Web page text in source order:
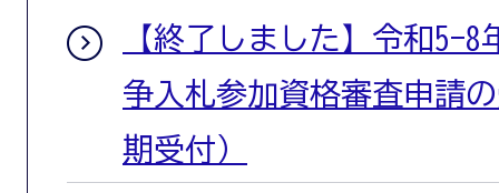
【終了しました】令和5-
争入札参加資格審査申請
期受付）